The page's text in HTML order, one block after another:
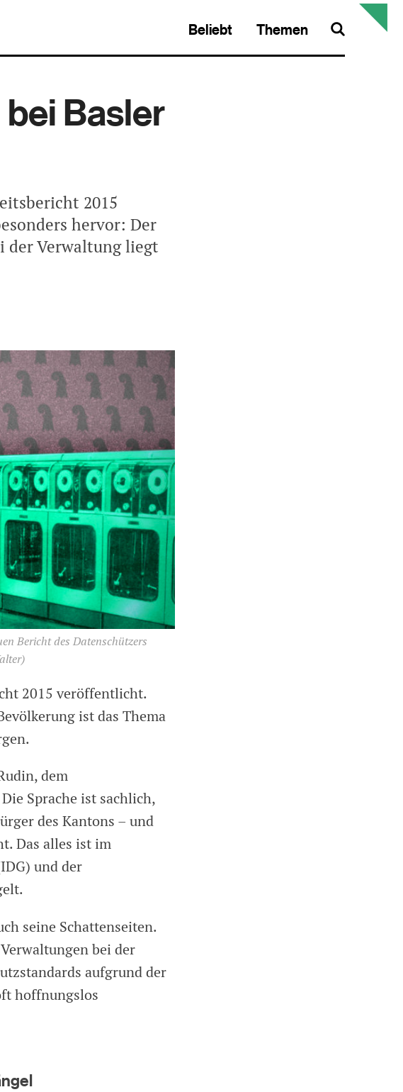
Beliebt Themen
Basler
2015
hervor: Der
der Verwaltung liegt
Bericht des Datenschützers
2015 veröffentlicht.
ist das Thema
dem
Sprache ist sachlich,
des Kantons – und
Das alles ist im
und der
seine Schattenseiten.
bei der
aufgrund der
hoffnungslos